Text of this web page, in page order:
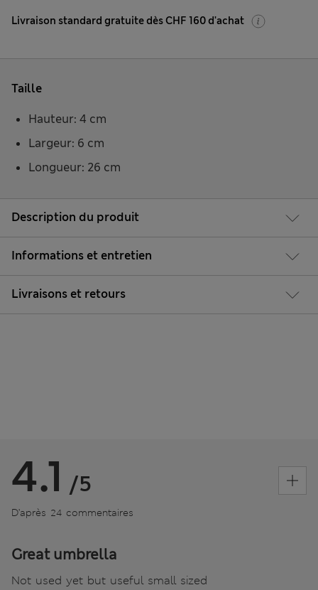
Livraison standard gratuite dès CHF 160 d'achat
Description du produit
Informations et entretien
Livraisons et retours
Taille
Hauteur: 4 cm
Largeur: 6 cm
Longueur: 26 cm
4.1 /5
D’après 24 commentaires
Great umbrella
Not used yet but useful small sized